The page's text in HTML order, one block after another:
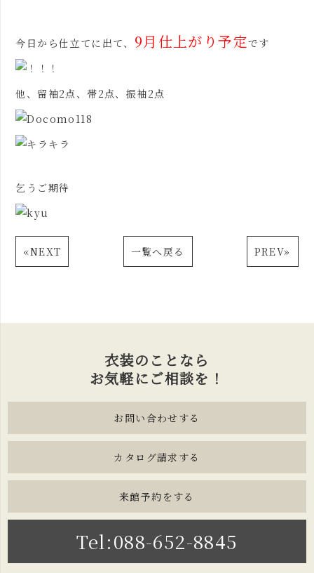
今日から仕立てに出て、 9月仕上がり予定です
他、留袖2点、帯2点、振袖2点
乞うご期待
«NEXT 一覧へ戻る PREV»
衣装のことなら
お気軽にご相談を！
お問い合わせする
カタログ請求する
来館予約をする
Tel:088-652-8845